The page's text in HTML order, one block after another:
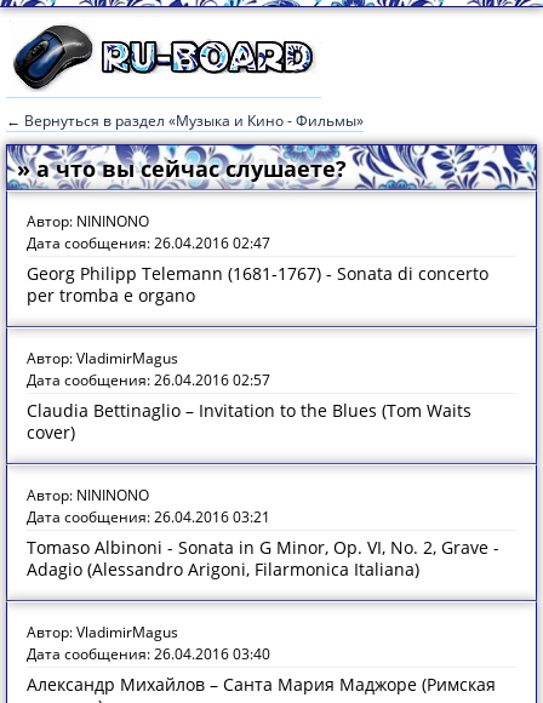
← Вернуться в раздел «Музыка и Кино - Фильмы»
» а что вы сейчас слушаете?
Автор: NININONO
Дата сообщения: 26.04.2016 02:47
Georg Philipp Telemann (1681-1767) - Sonata di concerto
per tromba e organo
Автор: VladimirMagus
Дата сообщения: 26.04.2016 02:57
Claudia Bettinaglio – Invitation to the Blues (Tom Waits
cover)
Автор: NININONO
Дата сообщения: 26.04.2016 03:21
Tomaso Albinoni - Sonata in G Minor, Op. VI, No. 2, Grave -
Adagio (Alessandro Arigoni, Filarmonica Italiana)
Автор: VladimirMagus
Дата сообщения: 26.04.2016 03:40
Александр Михайлов – Санта Мария Маджоре (Римская